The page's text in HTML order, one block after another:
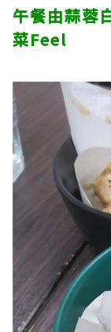
午餐由蒜蓉
菜Feel